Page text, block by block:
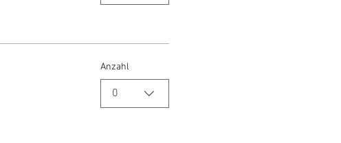
Anzahl
0